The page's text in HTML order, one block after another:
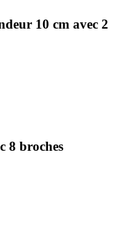
10 cm avec 2
8 broches